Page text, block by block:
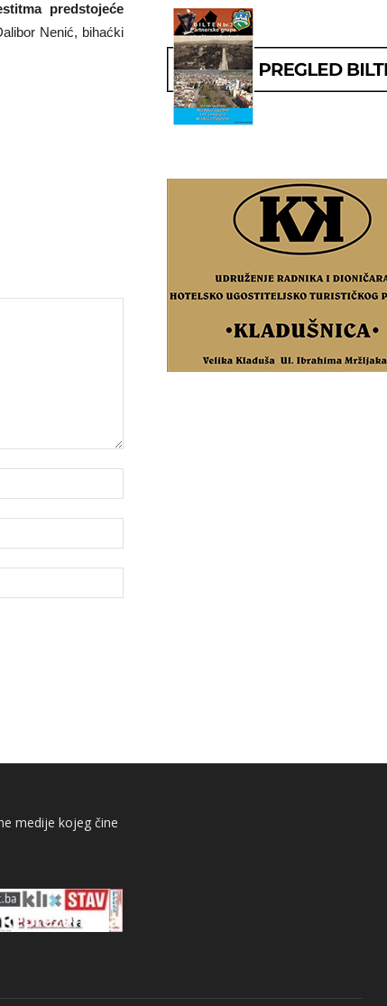
predstojeće
Nenić, bihaćki
medije kojeg čine